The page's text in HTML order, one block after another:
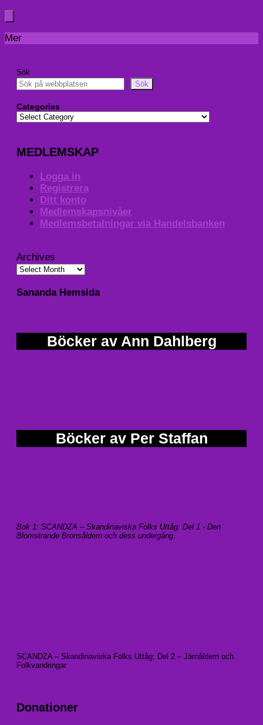
Mer
Sök
Sök
Categories
MEDLEMSKAP
Logga in
Registrera
Ditt konto
Medlemskapsnivåer
Medlemsbetalningar via Handelsbanken
Archives
Sananda Hemsida
Böcker av Ann Dahlberg
Böcker av Per Staffan
Bok 1: SCANDZA – Skandinaviska Folks Uttåg: Del 1 - Den
Blomstrande Bronsåldern och dess undergång.
SCANDZA – Skandinaviska Folks Uttåg: Del 2 – Järnåldern och
Folkvandringar
Donationer